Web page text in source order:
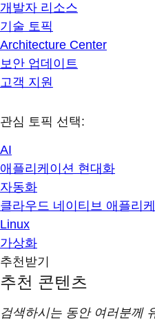
개발자 리소스
기술 토픽
Architecture Center
보안 업데이트
고객 지원
관심 토픽 선택:
AI
애플리케이션 현대화
자동화
클라우드 네이티브 애플리
Linux
가상화
추천받기
추천 콘텐츠
검색하시는 동안 여러분께